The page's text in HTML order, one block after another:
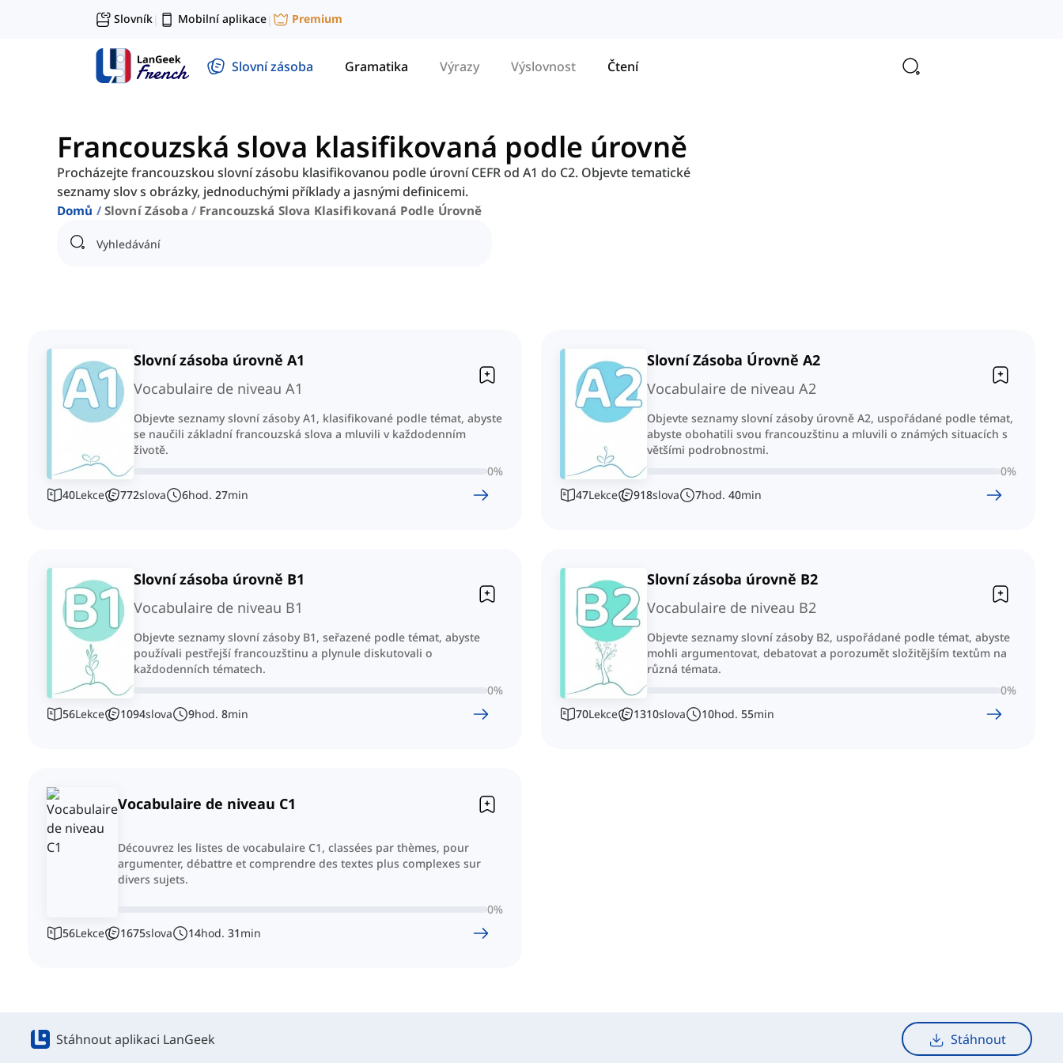
Slovník| Mobilní aplikace| Premium
Slovní zásoba Gramatika Výrazy Výslovnost Čtení
Francouzská slova klasifikovaná podle úrovně
Procházejte francouzskou slovní zásobu klasifikovanou podle úrovní CEFR od A1 do C2. Objevte tematické
seznamy slov s obrázky, jednoduchými příklady a jasnými definicemi.
Domů Slovní Zásoba Francouzská Slova Klasifikovaná Podle Úrovně
Slovní zásoba úrovně A1
Vocabulaire de niveau A1
Objevte seznamy slovní zásoby A1, klasifikované podle témat, abyste
se naučili základní francouzská slova a mluvili v každodenním
životě.
0%
40Lekce 772slova 6hod. 27min
Slovní Zásoba Úrovně A2
Vocabulaire de niveau A2
Objevte seznamy slovní zásoby úrovně A2, uspořádané podle témat,
abyste obohatili svou francouzštinu a mluvili o známých situacích s
většími podrobnostmi.
0%
47Lekce 918slova 7hod. 40min
Slovní zásoba úrovně B1
Vocabulaire de niveau B1
Objevte seznamy slovní zásoby B1, seřazené podle témat, abyste
používali pestřejší francouzštinu a plynule diskutovali o
každodenních tématech.
0%
56Lekce 1094slova 9hod. 8min
Slovní zásoba úrovně B2
Vocabulaire de niveau B2
Objevte seznamy slovní zásoby B2, uspořádané podle témat, abyste
mohli argumentovat, debatovat a porozumět složitějším textům na
různá témata.
0%
70Lekce 1310slova 10hod. 55min
Vocabulaire de niveau C1
Découvrez les listes de vocabulaire C1, classées par thèmes, pour
argumenter, débattre et comprendre des textes plus complexes sur
divers sujets.
0%
56Lekce 1675slova 14hod. 31min
Stáhnout aplikaci LanGeek Stáhnout